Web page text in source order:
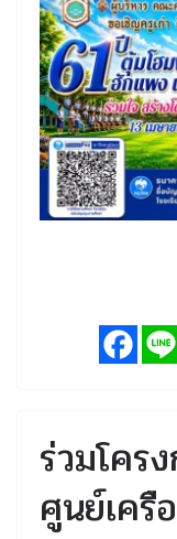
ร่วมโค
ศูนย์เครื